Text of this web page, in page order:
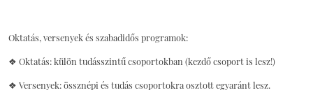
Oktatás, versenyek és szabadidős programok:
❖ Oktatás: külön tudásszintű csoportokban (kezdő csoport is lesz!)
❖ Versenyek: össznépi és tudás csoportokra osztott egyaránt lesz.